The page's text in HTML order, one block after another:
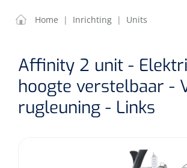
Chirurgisch materiaal
OP-sets
Diagnostiek
Tonometers
Klein Materiaal
FILTEREN
Home | Inrichting | Units
Affinity 2 unit -
hoogte verstelbaar -
rugleuning - Links